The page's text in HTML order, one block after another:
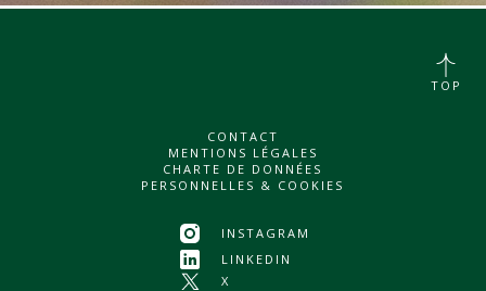
CONTACT
MENTIONS LÉGALES
CHARTE DE DONNÉES
PERSONNELLES & COOKIES
INSTAGRAM
LINKEDIN
X
TOP